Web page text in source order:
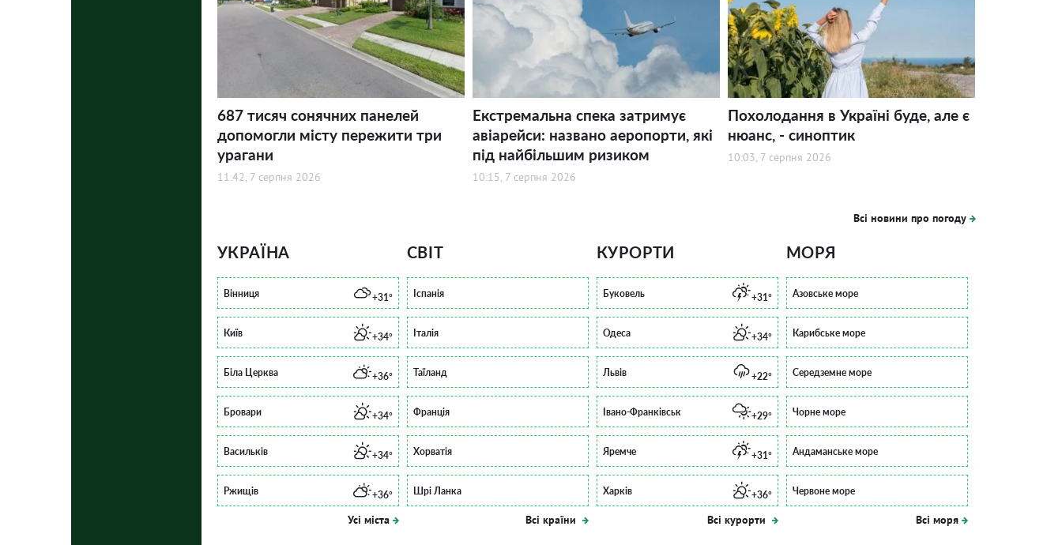
687 тисяч сонячних панелей
допомогли місту пережити три
урагани
11:42, 7 серпня 2026
Екстремальна спека затримує
авіарейси: названо аеропорти, які
під найбільшим ризиком
10:15, 7 серпня 2026
Похолодання в Україні буде, але є
нюанс, - синоптик
10:03, 7 серпня 2026
Всі новини про погоду
УКРАЇНА
Вінниця +31°
Київ +34°
Біла Церква +36°
Бровари +34°
Васильків +34°
Ржищів +36°
Усі міста
СВІТ
Іспанія
Італія
Таїланд
Франція
Хорватія
Шрі Ланка
Всі країни
КУРОРТИ
Буковель +31°
Одеса +34°
Львів +22°
Івано-Франківськ +29°
Яремче +31°
Харків +36°
Всі курорти
МОРЯ
Азовське море
Карибське море
Середземне море
Чорне море
Андаманське море
Червоне море
Всі моря